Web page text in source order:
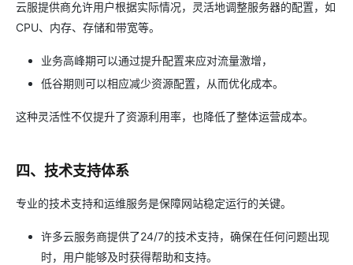
云服提供商允许用户根据实际情况，灵活地调整服务器的配置，如
CPU、内存、存储和带宽等。
业务高峰期可以通过提升配置来应对流量激增，
低谷期则可以相应减少资源配置，从而优化成本。
这种灵活性不仅提升了资源利用率，也降低了整体运营成本。
四、技术支持体系
专业的技术支持和运维服务是保障网站稳定运行的关键。
许多云服务商提供了24/7的技术支持，确保在任何问题出现
时，用户能够及时获得帮助和支持。